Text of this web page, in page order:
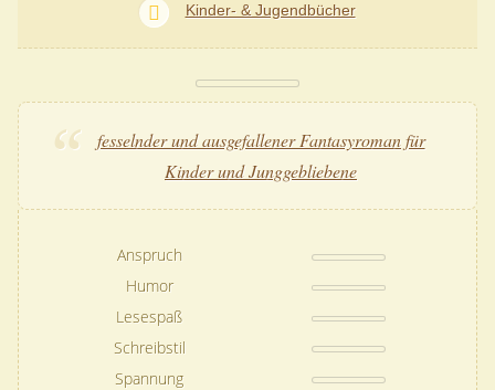
Kinder- & Jugendbücher
fesselnder und ausgefallener Fantasyroman für
Kinder und Junggebliebene
Anspruch
Humor
Lesespaß
Schreibstil
Spannung